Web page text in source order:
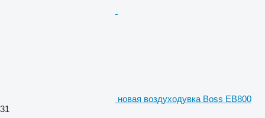
новая воздуходувка Boss EB800
31